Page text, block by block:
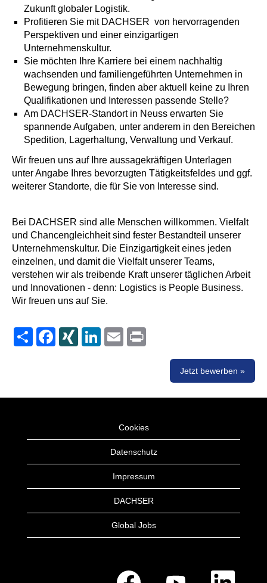
Zukunft globaler Logistik.
Profitieren Sie mit DACHSER von hervorragenden
Perspektiven und einer einzigartigen
Unternehmenskultur.
Sie möchten Ihre Karriere bei einem nachhaltig
wachsenden und familiengeführten Unternehmen in
Bewegung bringen, finden aber aktuell keine zu Ihren
Qualifikationen und Interessen passende Stelle?
Am DACHSER-Standort in Neuss erwarten Sie
spannende Aufgaben, unter anderem in den Bereichen
Spedition, Lagerhaltung, Verwaltung und Verkauf.
Wir freuen uns auf Ihre aussagekräftigen Unterlagen
unter Angabe Ihres bevorzugten Tätigkeitsfeldes und ggf.
weiterer Standorte, die für Sie von Interesse sind.
Bei DACHSER sind alle Menschen willkommen. Vielfalt
und Chancengleichheit sind fester Bestandteil unserer
Unternehmenskultur. Die Einzigartigkeit eines jeden
einzelnen, und damit die Vielfalt unserer Teams,
verstehen wir als treibende Kraft unserer täglichen Arbeit
und Innovationen - denn: Logistics is People Business.
Wir freuen uns auf Sie.
Share FacebookXING LinkedInEmail
Jetzt bewerben »
Cookies
Datenschutz
Impressum
DACHSER
Global Jobs
W
W